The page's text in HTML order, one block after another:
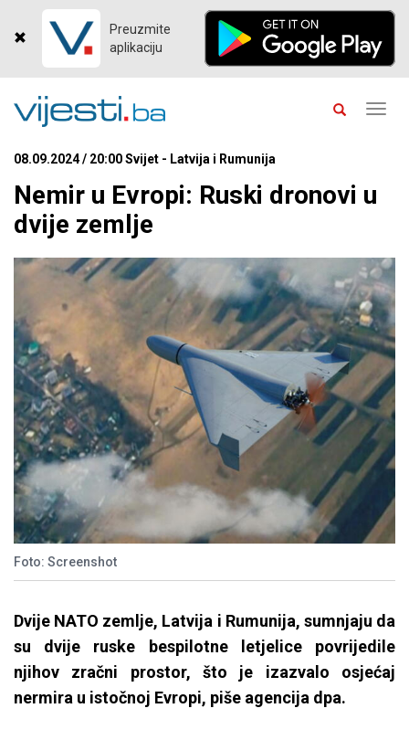
Preuzmite
aplikaciju
08.09.2024 / 20:00 Svijet - Latvija i Rumunija
Nemir u Evropi: Ruski dronovi u
dvije zemlje
Foto: Screenshot
Dvije NATO zemlje, Latvija i Rumunija, sumnjaju da
su dvije ruske bespilotne letjelice povrijedile
njihov zračni prostor, što je izazvalo osjećaj
nermira u istočnoj Evropi, piše agencija dpa.